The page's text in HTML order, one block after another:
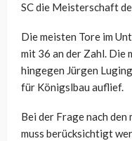
SC die Meisterschaft
Die meisten Tore im
mit 36 an der Zahl. Die
hingegen Jürgen
für Königslbau auflief.
Bei der Frage nach den
muss berücksichtigt